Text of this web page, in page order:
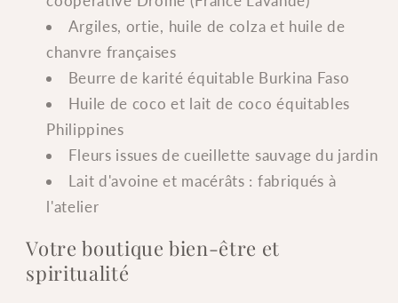
Argiles, ortie, huile de colza et huile de
chanvre françaises
Beurre de karité équitable Burkina Faso
Huile de coco et lait de coco équitables
Philippines
Fleurs issues de cueillette sauvage du jardin
Lait d'avoine et macérâts : fabriqués à
l'atelier
Votre boutique bien-être et
spiritualité